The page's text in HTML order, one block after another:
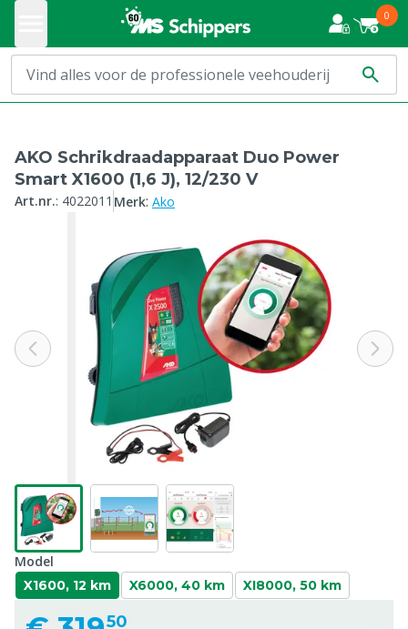
0
AKO Schrikdraadapparaat Duo Power
Smart X1600 (1,6 J), 12/230 V
Art.nr.: 4022011 Merk: Ako
Model
X1600, 12 km X6000, 40 km XI8000, 50 km
50